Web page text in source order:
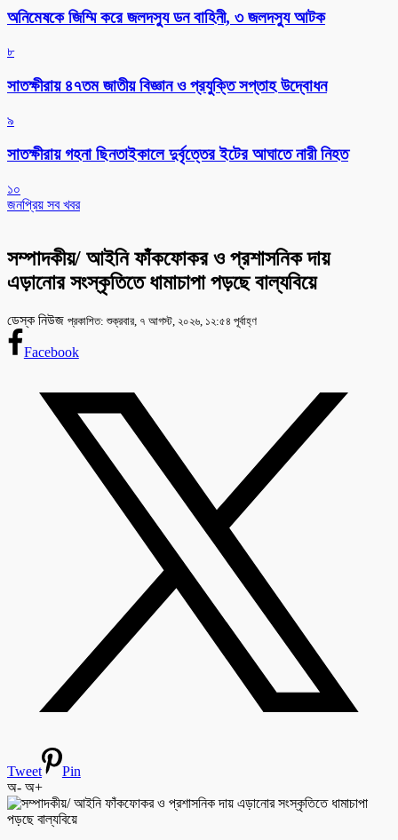
অনিমেষকে জিম্মি করে জলদস্যু ডন বাহিনী, ৩ জলদস্যু আটক
৮
সাতক্ষীরায় ৪৭তম জাতীয় বিজ্ঞান ও প্রযুক্তি সপ্তাহ উদ্বোধন
৯
সাতক্ষীরায় গহনা ছিনতাইকালে দুর্বৃত্তের ইটের আঘাতে নারী নিহত
১০
জনপ্রিয় সব খবর
সম্পাদকীয়/ আইনি ফাঁকফোকর ও প্রশাসনিক দায়
এড়ানোর সংস্কৃতিতে ধামাচাপা পড়ছে বাল্যবিয়ে
ডেস্ক নিউজ প্রকাশিত: শুক্রবার, ৭ আগস্ট, ২০২৬, ১২:৫৪ পূর্বাহ্ণ
Facebook
Tweet
Pin
অ- অ+